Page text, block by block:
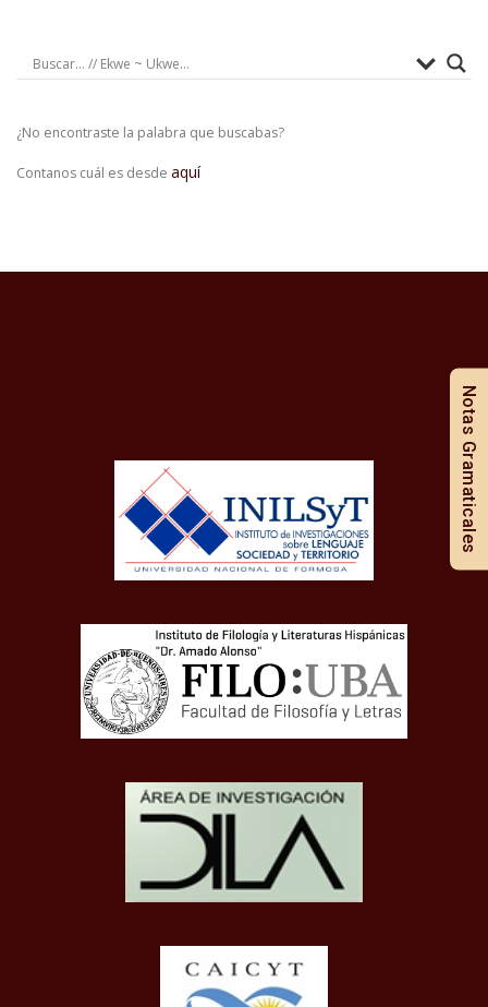
¿No encontraste la palabra que buscabas?
Contanos cuál es desde aquí
Notas Gramaticales